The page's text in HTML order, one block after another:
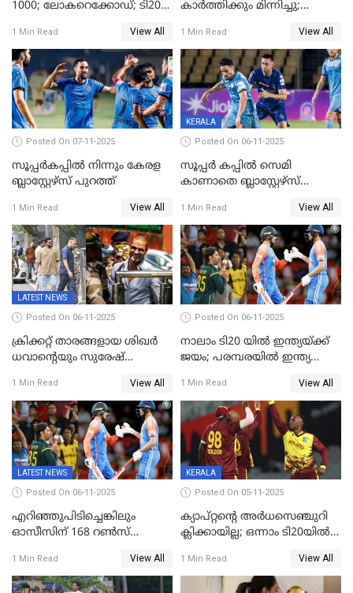
1000; ലോകറെക്കോഡ്; ടി20
അപൂര്‍വനേട്ടവുമായി
അഭിഷേക് ശർമ
1 Min Read View All
കാർത്തിക്കും മിന്നിച്ചു;
ഇന്ത്യ; ഹോങ്കോങ് സിക്സസ്
ക്രിക്കറ്റ് ടൂർണമെന്റിൽ ജയം
1 Min Read View All
Posted On 07-11-2025
സൂപ്പര്‍കപ്പില്‍ നിന്നും കേരള
ബ്ലാസ്റ്റേഴ്‌സ് പുറത്ത്
1 Min Read View All
KERALA
Posted On 06-11-2025
സൂപ്പർ കപ്പിൽ സെമി
കാണാതെ ബ്ലാസ്റ്റേഴ്സ്
1 Min Read View All
LATEST NEWS
Posted On 06-11-2025
ക്രിക്കറ്റ് താരങ്ങളായ ശിഖർ
ധവാന്‍റെയും സുരേഷ്
കണ്ടുകെട്ടി
1 Min Read View All
Posted On 06-11-2025
നാലാം ടി20 യില്‍ ഇന്ത്യയ്ക്ക്
ജയം; പരമ്പരയിൽ ഇന്ത്യ
1 Min Read View All
LATEST NEWS
Posted On 06-11-2025
എറിഞ്ഞുപിടിച്ചെങ്കിലും
ഓസീസിന് 168 റൺസ്
1 Min Read View All
KERALA
Posted On 05-11-2025
ക്യാപ്റ്റന്റെ അർധസെഞ്ചുറി
ക്ലിക്കായില്ല; ഒന്നാം ടി20യിൽ
വിൻഡീസിന് ജയം
1 Min Read View All